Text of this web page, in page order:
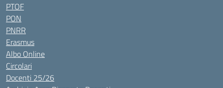
PTOF
PON
PNRR
Erasmus
Albo Online
Circolari
Docenti 25/26